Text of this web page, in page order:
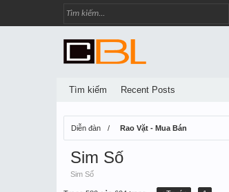
Diễn đàn Rao Vặt - Mua Bán
Sim Số
Sim Số
Tìm kiếm Recent Posts